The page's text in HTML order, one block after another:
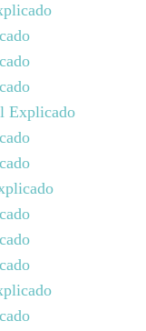
Explicado